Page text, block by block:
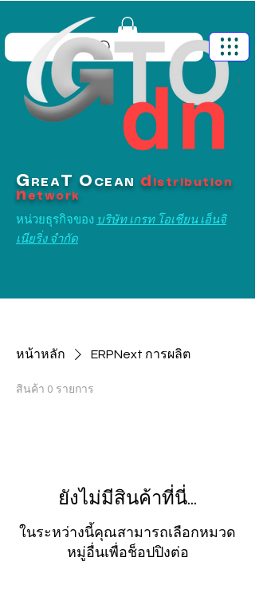
G REA T O CEAN d istribution
n etwork
หน่วยธุรกิจของ บริษัท เกรท โอเชียน เอ็นจิ
เนียริ่ง จำกัด
หน้าหลัก ERPNext การผลิต
สินค้า 0 รายการ
ยังไม่มีสินค้าที่นี่...
ในระหว่างนี้คุณสามารถเลือกหมวด
หมู่อื่นเพื่อช็อปปิงต่อ